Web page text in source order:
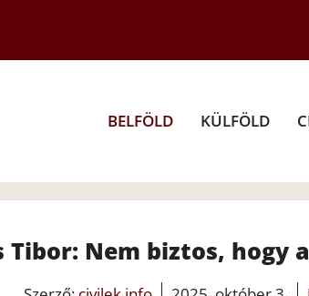
BELFÖLD KÜLFÖLD
Tibor: Nem biztos, hogy